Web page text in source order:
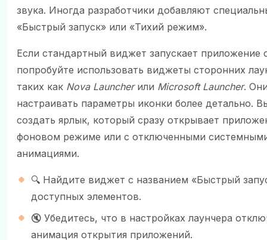
звука. Иногда разработчики добавляют
«Быстрый запуск» или «Тихий режим».
Если стандартный виджет запускает приложение
попробуйте использовать виджеты сторонних
таких как Nova Launcherили Microsoft Launcher.
настраивать параметры иконки более детально.
создать ярлык, который сразу открывает
фоновом режиме или с отключенными
анимациями.
🔍 Найдите виджет с названием «Быстрый
доступных элементов.
🔇 Убедитесь, что в настройках лаунчера
анимация открытия приложений.